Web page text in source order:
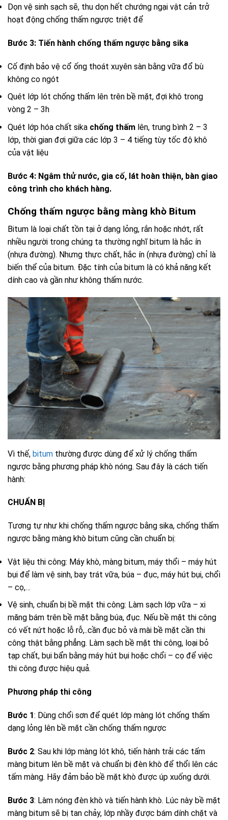
Dọn vệ sinh sạch sẽ, thu dọn hết chướng ngại vật cản trở
hoạt động chống thấm ngược triệt để
Bước 3: Tiến hành chống thấm ngược bằng sika
Cố định bảo vệ cổ ống thoát xuyên sàn bằng vữa đổ bù
không co ngót
Quét lớp lót chống thấm lên trên bề mặt, đợi khô trong
vòng 2 – 3h
Quét lớp hóa chất sika chống thấm lên, trung bình 2 – 3
lớp, thời gian đợi giữa các lớp 3 – 4 tiếng tùy tốc độ khô
của vật liệu
Bước 4: Ngâm thử nước, gia cố, lát hoàn thiện, bàn giao
công trình cho khách hàng.
Chống thấm ngược bằng màng khò Bitum
Bitum là loại chất tồn tại ở dạng lỏng, rắn hoặc nhớt, rất
nhiều người trong chúng ta thường nghĩ bitum là hắc ín
(nhựa đường). Nhưng thực chất, hắc ín (nhựa đường) chỉ là
biến thể của bitum. Đặc tính của bitum là có khả năng kết
dính cao và gần như không thấm nước.
Vì thế, bitum thường được dùng để xử lý chống thấm
ngược bằng phương pháp khò nóng. Sau đây là cách tiến
hành:
CHUẨN BỊ
Tương tự như khi chống thấm ngược bằng sika, chống thấm
ngược bằng màng khò bitum cũng cần chuẩn bị:
Vật liệu thi công: Máy khò, màng bitum, máy thổi – máy hút
bụi để làm vệ sinh, bay trát vữa, búa – đục, máy hút bụi, chổi
– cọ,…
Vệ sinh, chuẩn bị bề mặt thi công: Làm sạch lớp vữa – xi
măng bám trên bề mặt bằng búa, đục. Nếu bề mặt thi công
có vết nứt hoặc lỗ rỗ,..cần đục bỏ và mài bề mặt cần thi
công thật bằng phẳng. Làm sạch bề mặt thi công, loại bỏ
tạp chất, bụi bẩn bằng máy hút bụi hoặc chổi – cọ để việc
thi công được hiệu quả.
Phương pháp thi công
Bước 1: Dùng chổi sơn để quét lớp màng lót chống thấm
dạng lỏng lên bề mặt cần chống thấm ngược
Bước 2: Sau khi lớp màng lót khô, tiến hành trải các tấm
màng bitum lên bề mặt và chuẩn bị đèn khò để thổi lên các
tấm màng. Hãy đảm bảo bề mặt khò được úp xuống dưới.
Bước 3: Làm nóng đèn khò và tiến hành khò. Lúc này bề mặt
màng bitum sẽ bị tan chảy, lớp nhầy được bám dính chặt và